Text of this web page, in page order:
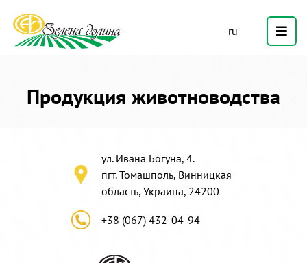
ru
Продукция животноводства
ул. Ивана Богуна, 4.
пгт. Томашполь, Винницкая
область, Украина, 24200
+38 (067) 432-04-94